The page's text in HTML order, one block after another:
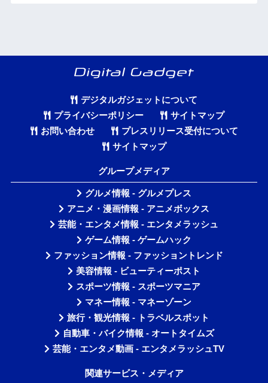
デジタルガジェットについて
プライバシーポリシー
サイトマップ
お問い合わせ
プレスリリース受付について
サイトマップ
グループメディア
グルメ情報 - グルメプレス
アニメ・漫画情報 - アニメボックス
芸能・エンタメ情報 - エンタメラッシュ
ゲーム情報 - ゲームハック
ファッション情報 - ファッショントレンド
美容情報 - ビューティーポスト
スポーツ情報 - スポーツマニア
マネー情報 - マネーゾーン
旅行・観光情報 - トラベルスポット
自動車・バイク情報 - オートタイムズ
芸能・エンタメ動画 - エンタメラッシュTV
関連サービス・メディア